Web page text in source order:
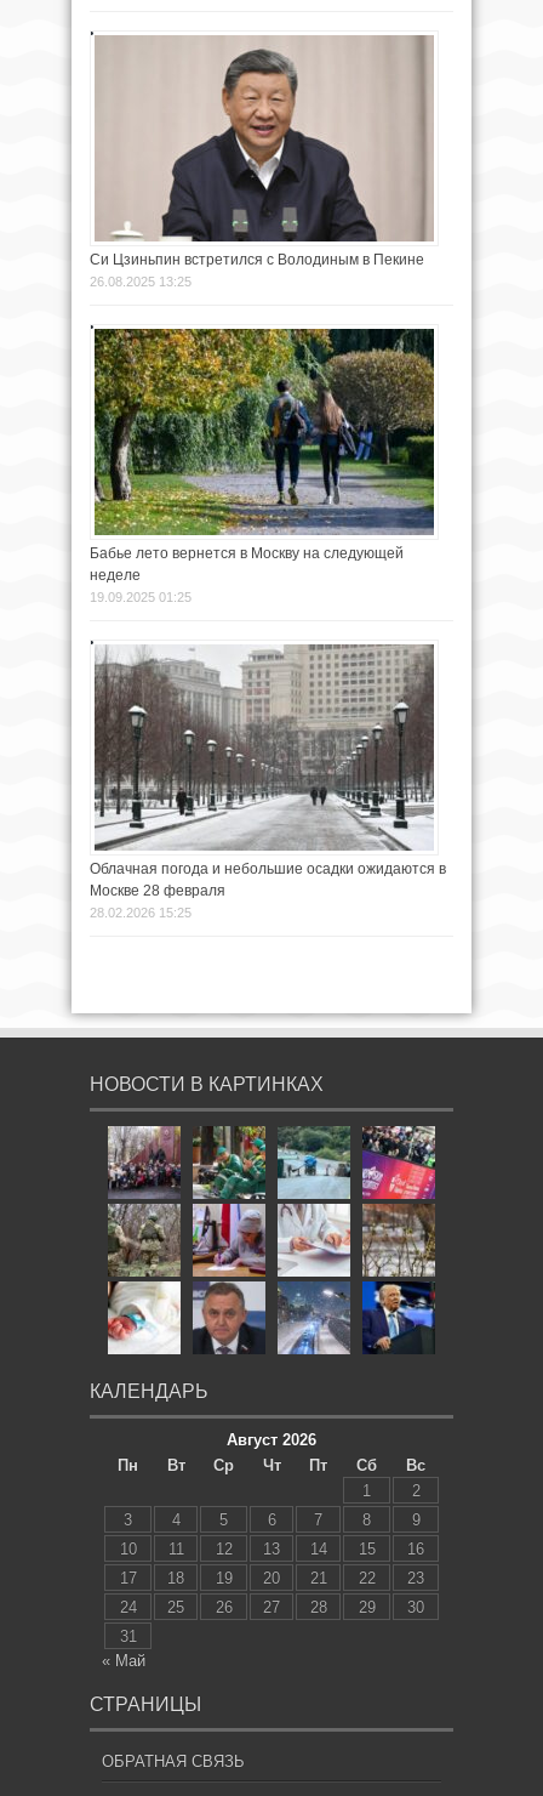
Си Цзиньпин встретился с Володиным в Пекине
26.08.2025 13:25
Бабье лето вернется в Москву на следующей
неделе
19.09.2025 01:25
Облачная погода и небольшие осадки ожидаются в
Москве 28 февраля
28.02.2026 15:25
НОВОСТИ В КАРТИНКАХ
КАЛЕНДАРЬ
Август 2026
Пн
Вт Ср Чт Пт Сб
Вс
1
2
3
4 5 6 7 8
9
10
11 12 13 14 15
16
17
18 19 20 21 22
23
24
25 26 27 28 29
30
31
« Май
СТРАНИЦЫ
ОБРАТНАЯ СВЯЗЬ